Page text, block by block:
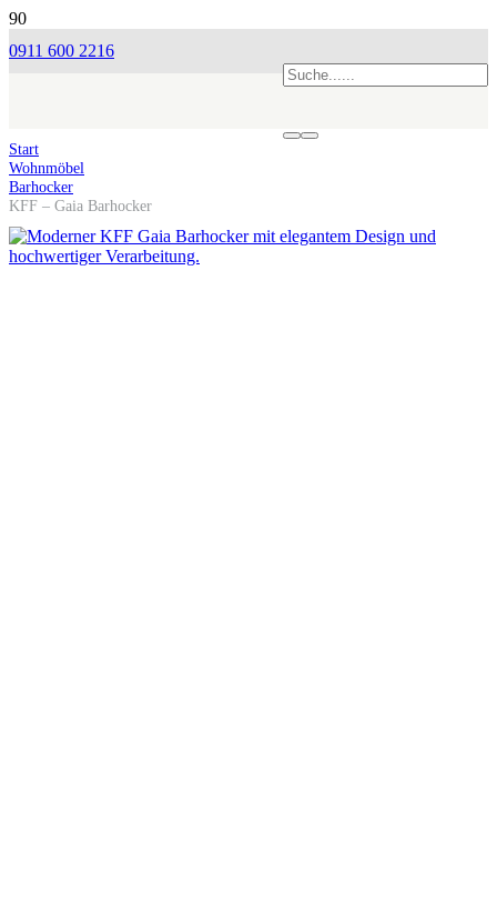
0911 600 2216
Start
Wohnmöbel
Barhocker
KFF – Gaia Barhocker